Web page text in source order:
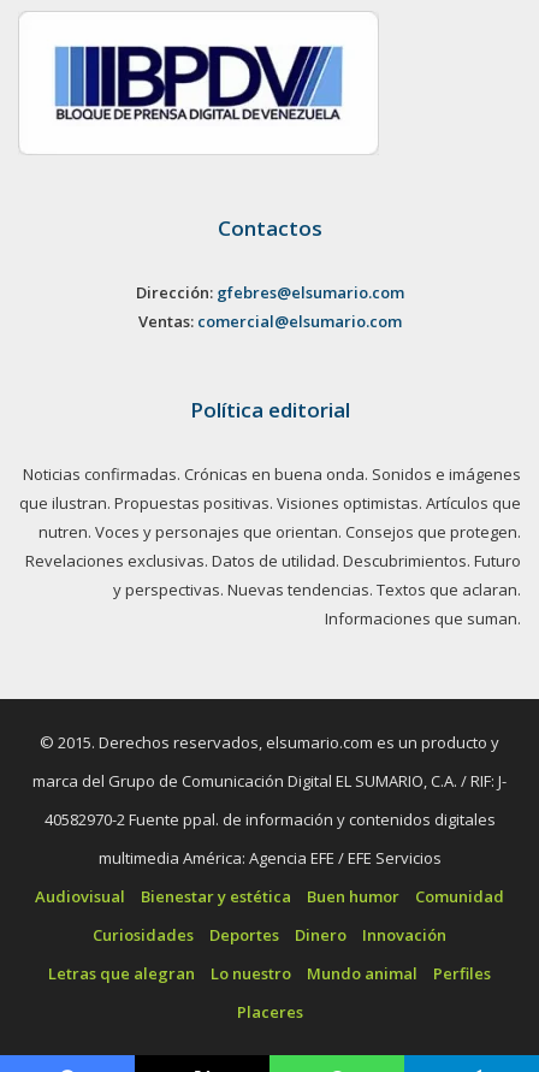
Contactos
Dirección: gfebres@elsumario.com
Ventas: comercial@elsumario.com
Política editorial
Noticias confirmadas. Crónicas en buena onda. Sonidos e imágenes
que ilustran. Propuestas positivas. Visiones optimistas. Artículos que
nutren. Voces y personajes que orientan. Consejos que protegen.
Revelaciones exclusivas. Datos de utilidad. Descubrimientos. Futuro
y perspectivas. Nuevas tendencias. Textos que aclaran.
Informaciones que suman.
© 2015. Derechos reservados, elsumario.com es un producto y
marca del Grupo de Comunicación Digital EL SUMARIO, C.A. / RIF: J-
40582970-2 Fuente ppal. de información y contenidos digitales
multimedia América: Agencia EFE / EFE Servicios
Audiovisual
Bienestar y estética Buen humor
Comunidad
Curiosidades
Deportes Dinero
Innovación
Letras que alegran
Lo nuestro Mundo animal
Perfiles
Placeres